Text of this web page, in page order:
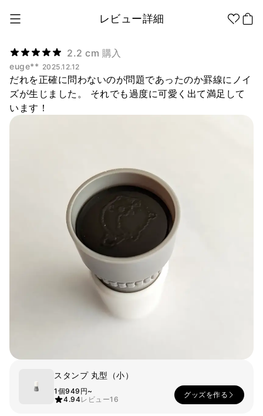
2.2 cm 購入
euge** 2025.12.12
だれを正確に問わないのが問題であったのか罫線にノイ
ズが生じました。 それでも過度に可愛く出て満足して
います！
スタンプ 丸型（小）
1個949円~
4.94レビュー16
グッズを作る
レビュー詳細
1個から制作
販促品/
ノベルティ
グッズ作りの
ノウハウ
キッズ
全商品 Tシャツ
トシャツ
フードパ
ーカー
カラー